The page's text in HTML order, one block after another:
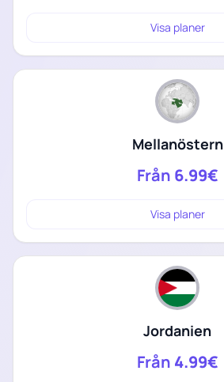
Visa planer
Mellanöstern
Från 6.99€
Visa planer
Jordanien
Från 4.99€